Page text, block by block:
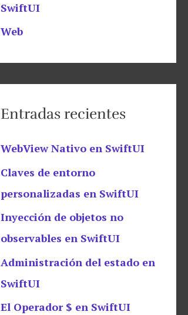
SwiftUI
Web
Entradas recientes
WebView Nativo en SwiftUI
Claves de entorno
personalizadas en SwiftUI
Inyección de objetos no
observables en SwiftUI
Administración del estado en
SwiftUI
El Operador $ en SwiftUI